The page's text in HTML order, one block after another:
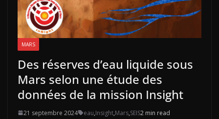
MARS
Des réserves d’eau liquide sous
Mars selon une étude des
données de la mission Insight
21 septembre 2024 eau,Insight,Mars,SEIS2 min read